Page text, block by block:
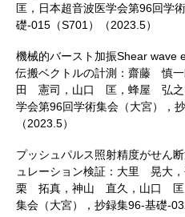
匡，日本超音波医学会第96回学
礎-015（S701）（2023.5）
機械的バースト加振Shear wave
伝搬ベクトルの計測：齋藤 慎
田 憲司，山口 匡，蜂屋 弘之
学会第96回学術集会（大宮），
（2023.5）
プッシュパルス照射精度がせん
ュレーション検証：大里 晃大
栗 拓真，神山 直久，山口 匡
集会（大宮），抄録集96-基礎-